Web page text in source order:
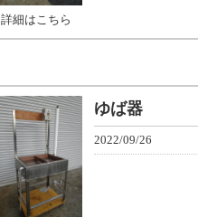
詳細はこちら
ゆば器
2022/09/26